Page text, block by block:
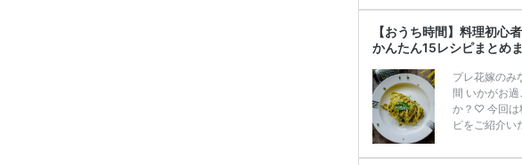
て上質なラ
dding Salon
【おうち時間】料理初心
かんたん15レシピまとめ
プレ花嫁のみ
間 いかがお
か？♡ 今回は
ピをご紹介い
ら結婚前に